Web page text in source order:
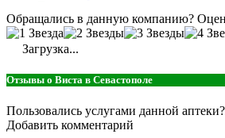
Обращались в данную компанию?
Загрузка...
Отзывы о Виста в Севастополе
Пользовались услугами данной
Добавить комментарий